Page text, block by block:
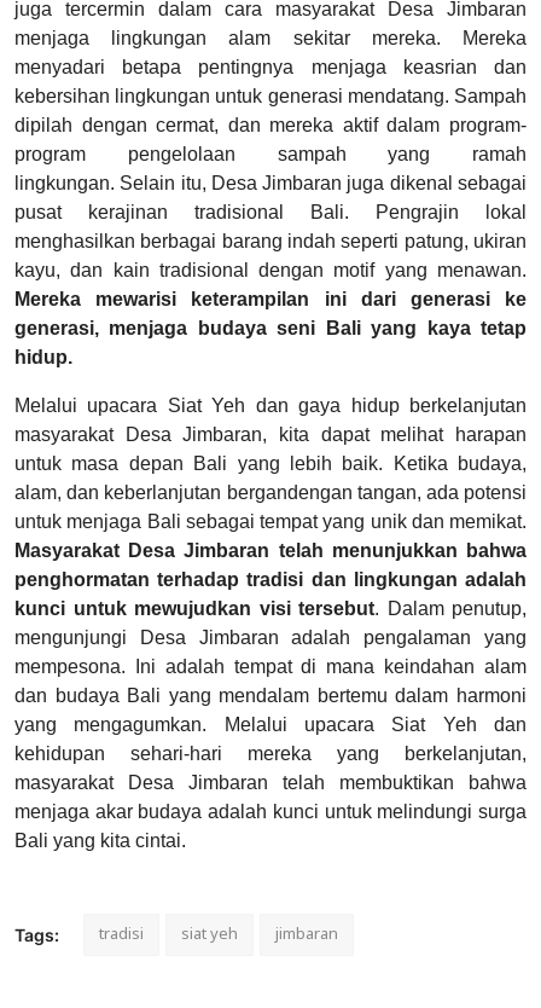
juga tercermin dalam cara masyarakat Desa Jimbaran
menjaga lingkungan alam sekitar mereka. Mereka
menyadari betapa pentingnya menjaga keasrian dan
kebersihan lingkungan untuk generasi mendatang. Sampah
dipilah dengan cermat, dan mereka aktif dalam program-
program pengelolaan sampah yang ramah
lingkungan. Selain itu, Desa Jimbaran juga dikenal sebagai
pusat kerajinan tradisional Bali. Pengrajin lokal
menghasilkan berbagai barang indah seperti patung, ukiran
kayu, dan kain tradisional dengan motif yang menawan.
Mereka mewarisi keterampilan ini dari generasi ke
generasi, menjaga budaya seni Bali yang kaya tetap
hidup.
Melalui upacara Siat Yeh dan gaya hidup berkelanjutan
masyarakat Desa Jimbaran, kita dapat melihat harapan
untuk masa depan Bali yang lebih baik. Ketika budaya,
alam, dan keberlanjutan bergandengan tangan, ada potensi
untuk menjaga Bali sebagai tempat yang unik dan memikat.
Masyarakat Desa Jimbaran telah menunjukkan bahwa
penghormatan terhadap tradisi dan lingkungan adalah
kunci untuk mewujudkan visi tersebut. Dalam penutup,
mengunjungi Desa Jimbaran adalah pengalaman yang
mempesona. Ini adalah tempat di mana keindahan alam
dan budaya Bali yang mendalam bertemu dalam harmoni
yang mengagumkan. Melalui upacara Siat Yeh dan
kehidupan sehari-hari mereka yang berkelanjutan,
masyarakat Desa Jimbaran telah membuktikan bahwa
menjaga akar budaya adalah kunci untuk melindungi surga
Bali yang kita cintai.
Tags: tradisi siat yeh jimbaran